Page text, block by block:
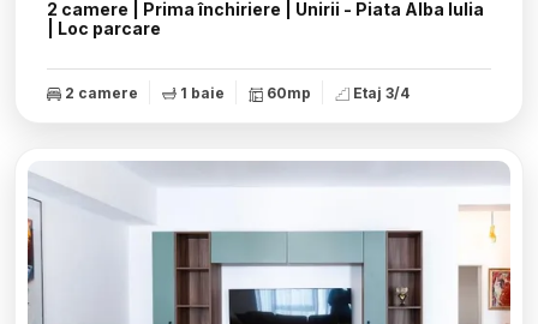
2 camere | Prima închiriere | Unirii - Piata Alba Iulia
| Loc parcare
2 camere 1 baie 60mp Etaj 3/4